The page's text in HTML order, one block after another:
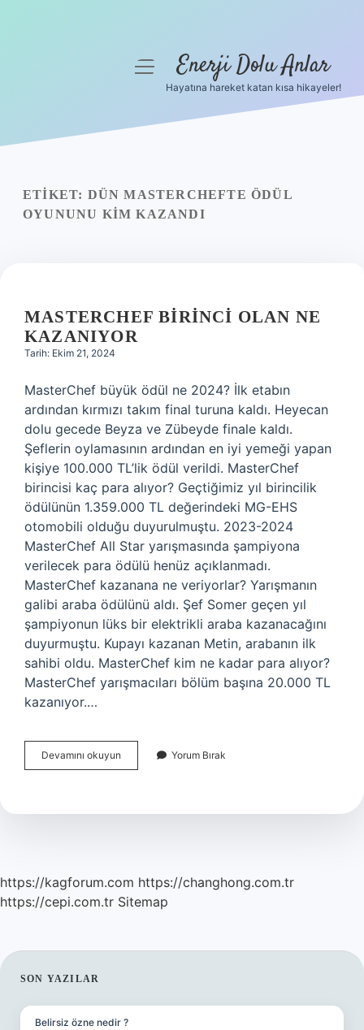
Yasal Uyarı
menüyüEnerji Dolu Anlar
Hayatına hareket katan kısa hikayeler!
ETIKET: DÜN MASTERCHEFTE ÖDÜL
OYUNUNU KIM KAZANDI
MASTERCHEF BIRINCI OLAN NE
KAZANIYOR
Tarih: Ekim 21, 2024
MasterChef büyük ödül ne 2024? İlk etabın
ardından kırmızı takım final turuna kaldı. Heyecan
dolu gecede Beyza ve Zübeyde finale kaldı.
Şeflerin oylamasının ardından en iyi yemeği yapan
kişiye 100.000 TL’lik ödül verildi. MasterChef
birincisi kaç para alıyor? Geçtiğimiz yıl birincilik
ödülünün 1.359.000 TL değerindeki MG-EHS
otomobili olduğu duyurulmuştu. 2023-2024
MasterChef All Star yarışmasında şampiyona
verilecek para ödülü henüz açıklanmadı.
MasterChef kazanana ne veriyorlar? Yarışmanın
galibi araba ödülünü aldı. Şef Somer geçen yıl
şampiyonun lüks bir elektrikli araba kazanacağını
duyurmuştu. Kupayı kazanan Metin, arabanın ilk
sahibi oldu. MasterChef kim ne kadar para alıyor?
MasterChef yarışmacıları bölüm başına 20.000 TL
kazanıyor.…
Devamını okuyun Masterchef
Birinci
Kazanıyor
Yorum Bırak
https://kagforum.com https://changhong.com.tr
https://cepi.com.tr Sitemap
SIDEBAR
SON YAZILAR
Belirsiz özne nedir ?